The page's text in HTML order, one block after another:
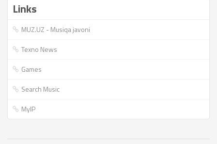
Links
MUZ.UZ - Musiqa javoni
Texno News
Games
Search Music
MyIP